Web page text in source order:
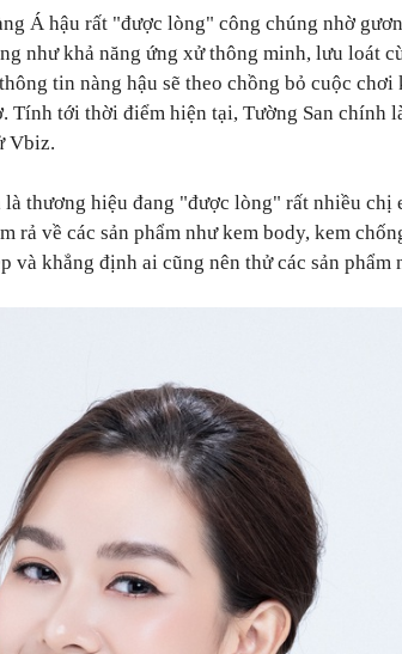
Á hậu rất "được lòng" công chúng nhờ
như khả năng ứng xử thông minh, lưu loát
tin nàng hậu sẽ theo chồng bỏ cuộc
Tính tới thời điểm hiện tại, Tường San chính
Vbiz.
là thương hiệu đang "được lòng" rất nhiều chị
rả về các sản phẩm như kem body, kem
và khẳng định ai cũng nên thử các sản phẩm